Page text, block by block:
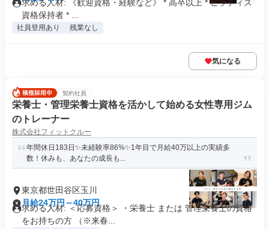
求める人材: 《歓迎資格・経験など》 * 高卒以上 * ピラティス
資格保持者 * ...
社員登用あり 残業なし
気になる
契約社員
栄養士・管理栄養士資格を活かして始める女性専用ジム
のトレーナー
株式会社フィットクルー
年間休日183日✨未経験率86%✨1年目で月給40万以上の実績多
数！休みも、あなたの成長も...
東京都世田谷区玉川
月給24万円～40万円
求める人材: ＜応募資格＞ ・栄養士 または 管理栄養士の資格
をお持ちの方 （※来春...